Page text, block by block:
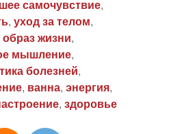
самочувствие,
, уход за телом,
жизни,
мышление,
болезней,
, ванна, энергия,
, здоровье